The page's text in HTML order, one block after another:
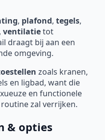
, plafond, tegels,
, ventilatietot
draagt bij aan een
omgeving.
zoals kranen,
en ligbad, want die
en functionele
zal verrijken.
& opties